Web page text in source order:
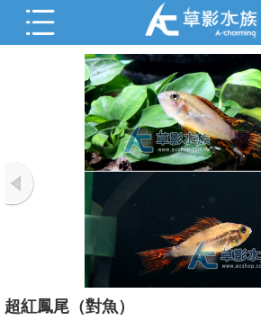
超紅鳳尾（對魚）